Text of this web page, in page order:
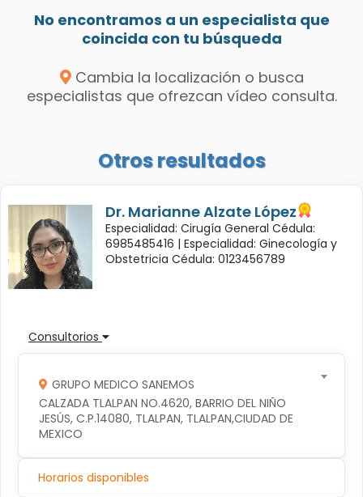
No encontramos a un especialista que
coincida con tu búsqueda
Cambia la localización o busca
especialistas que ofrezcan vídeo consulta.
Otros resultados
Dr. Marianne Alzate López
Especialidad: Cirugía General Cédula:
6985485416 | Especialidad: Ginecología y
Obstetricia Cédula: 0123456789
Consultorios
GRUPO MEDICO SANEMOS
CALZADA TLALPAN NO.4620, BARRIO DEL NIÑO
JESÚS, C.P.14080, TLALPAN, TLALPAN,CIUDAD DE
MEXICO
Horarios disponibles